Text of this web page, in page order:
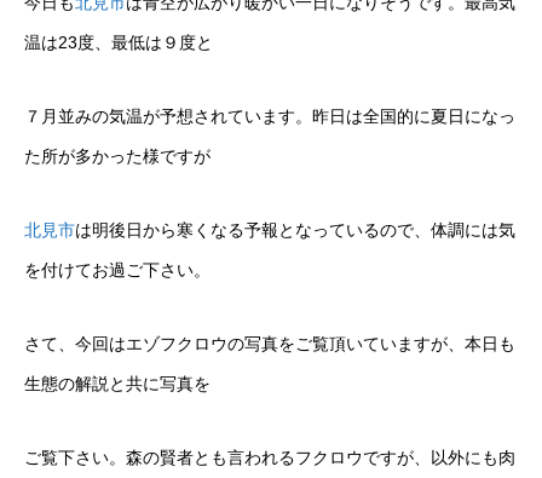
温は23度、最低は９度と
７月並みの気温が予想されています。昨日は全国的に夏日になっ
た所が多かった様ですが
北見市は明後日から寒くなる予報となっているので、体調には気
を付けてお過ご下さい。
さて、今回はエゾフクロウの写真をご覧頂いていますが、本日も
生態の解説と共に写真を
ご覧下さい。森の賢者とも言われるフクロウですが、以外にも肉